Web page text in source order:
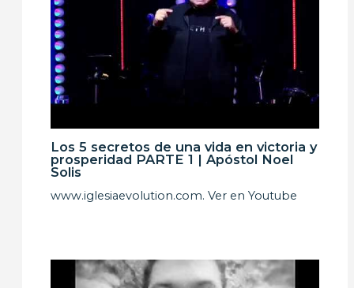
Los 5 secretos de una vida en victoria y
prosperidad PARTE 1 | Apóstol Noel
Solis
www.iglesiaevolution.com. Ver en Youtube